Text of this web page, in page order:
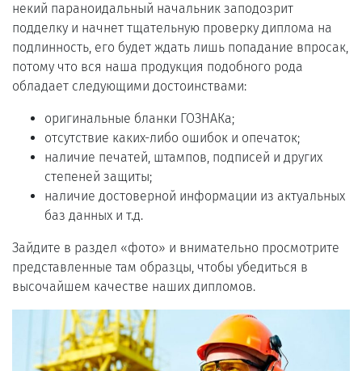
некий параноидальный начальник заподозрит
подделку и начнет тщательную проверку диплома на
подлинность, его будет ждать лишь попадание впросак,
потому что вся наша продукция подобного рода
обладает следующими достоинствами:
оригинальные бланки ГОЗНАКа;
отсутствие каких-либо ошибок и опечаток;
наличие печатей, штампов, подписей и других
степеней защиты;
наличие достоверной информации из актуальных
баз данных и т.д.
Зайдите в раздел «фото» и внимательно просмотрите
представленные там образцы, чтобы убедиться в
высочайшем качестве наших дипломов.